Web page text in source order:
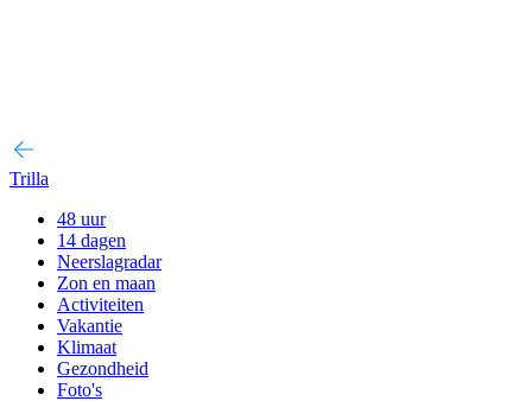
Trilla
48 uur
14 dagen
Neerslagradar
Zon en maan
Activiteiten
Vakantie
Klimaat
Gezondheid
Foto's